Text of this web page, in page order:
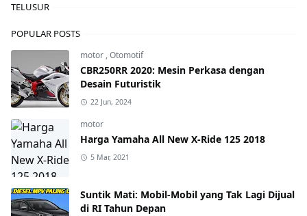
TELUSUR
POPULAR POSTS
motor ,Otomotif
CBR250RR 2020: Mesin Perkasa dengan
Desain Futuristik
22 Jun, 2024
motor
Harga Yamaha All New X-Ride 125 2018
5 Mar, 2021
Suntik Mati: Mobil-Mobil yang Tak Lagi Dijual
di RI Tahun Depan